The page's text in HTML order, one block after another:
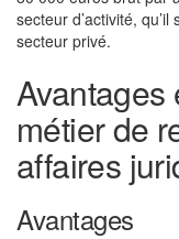
secteur d’activité,
secteur privé.
Avantages
métier de
affaires
Avantages